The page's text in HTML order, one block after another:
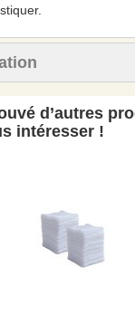
d’autres
intéresser !